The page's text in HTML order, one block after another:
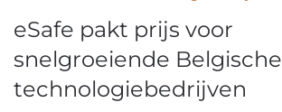
eSafe pakt prijs voor
snelgroeiende Belgische
technologiebedrijven